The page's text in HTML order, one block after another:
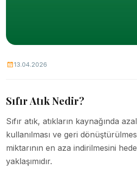
13.04.2026
Sıfır Atık Nedir?
Sıfır atık, atıkların kaynağında
kullanılması ve geri
miktarının en aza indirilmesini
yaklaşımıdır.